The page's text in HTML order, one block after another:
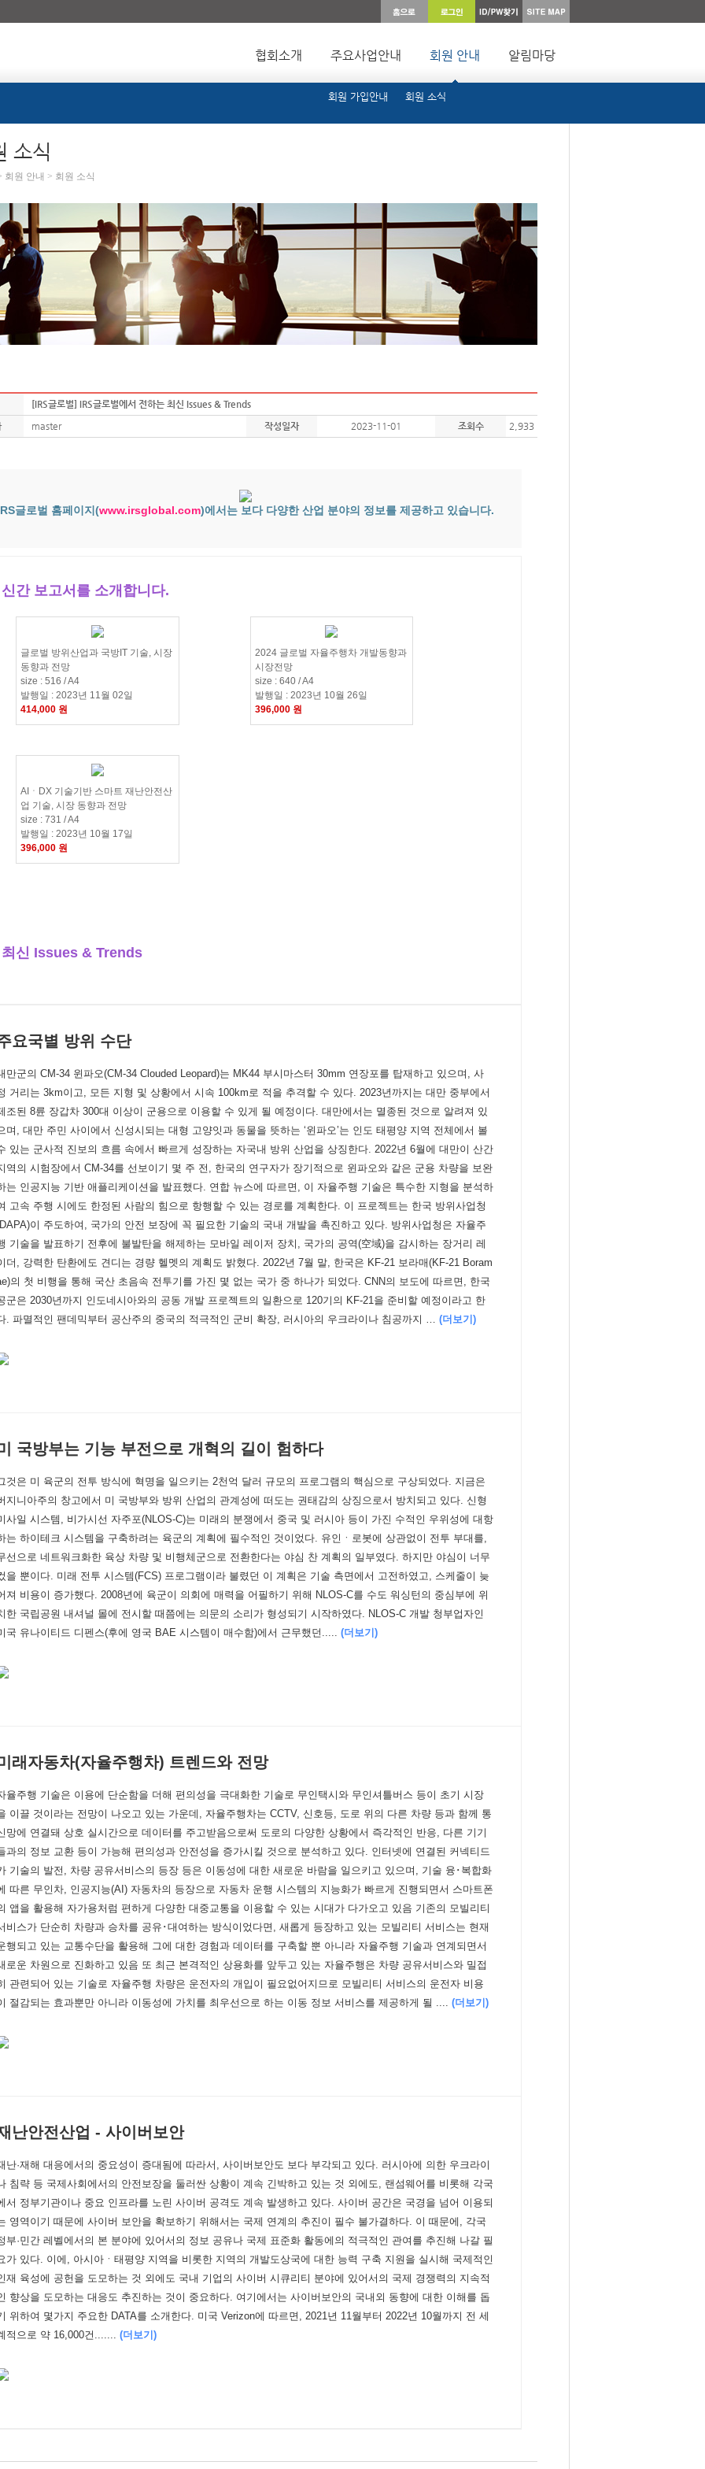
협회소개 주요사업안내 회원 안내
회원 가입안내 회원 소식
알림마당
소식
회원 안내 > 회원 소식
[IRS글로벌] IRS글로벌에서 전하는 최신 Issues & Trends
master 작성일자 2023-11-01 조회수 2,933
글로벌 홈페이지(www.irsglobal.com)에서는 보다 다양한 산업 분야의 정보를 제공하고 있습니다.
간 보고서를 소개합니다.
글로벌 방위산업과 국방IT 기술, 시장
동향과 전망
size : 516 / A4
발행일 : 2023년 11월 02일
414,000 원
2024 글로벌 자율주행차 개발동향과
시장전망
size : 640 / A4
발행일 : 2023년 10월 26일
396,000 원
AIㆍDX 기술기반 스마트 재난안전산
업 기술, 시장 동향과 전망
size : 731 / A4
발행일 : 2023년 10월 17일
396,000 원
신 Issues & Trends
요국별 방위 수단
만군의 CM-34 윈파오(CM-34 Clouded Leopard)는 MK44 부시마스터 30mm 연장포를 탑재하고 있으며, 사
거리는 3km이고, 모든 지형 및 상황에서 시속 100km로 적을 추격할 수 있다. 2023년까지는 대만 중부에서
조된 8륜 장갑차 300대 이상이 군용으로 이용할 수 있게 될 예정이다. 대만에서는 멸종된 것으로 알려져 있
며, 대만 주민 사이에서 신성시되는 대형 고양잇과 동물을 뜻하는 ‘윈파오’는 인도 태평양 지역 전체에서 볼
있는 군사적 진보의 흐름 속에서 빠르게 성장하는 자국내 방위 산업을 상징한다. 2022년 6월에 대만이 산간
역의 시험장에서 CM-34를 선보이기 몇 주 전, 한국의 연구자가 장기적으로 윈파오와 같은 군용 차량을 보완
는 인공지능 기반 애플리케이션을 발표했다. 연합 뉴스에 따르면, 이 자율주행 기술은 특수한 지형을 분석하
고속 주행 시에도 한정된 사람의 힘으로 항행할 수 있는 경로를 계획한다. 이 프로젝트는 한국 방위사업청
이 주도하여, 국가의 안전 보장에 꼭 필요한 기술의 국내 개발을 촉진하고 있다. 방위사업청은 자율주
기술을 발표하기 전후에 불발탄을 해제하는 모바일 레이저 장치, 국가의 공역(空域)을 감시하는 장거리 레
더, 강력한 탄환에도 견디는 경량 헬멧의 계획도 밝혔다. 2022년 7월 말, 한국은 KF-21 보라매(KF-21 Boram
의 첫 비행을 통해 국산 초음속 전투기를 가진 몇 없는 국가 중 하나가 되었다. CNN의 보도에 따르면, 한국
군은 2030년까지 인도네시아와의 공동 개발 프로젝트의 일환으로 120기의 KF-21을 준비할 예정이라고 한
. 파멸적인 팬데믹부터 공산주의 중국의 적극적인 군비 확장, 러시아의 우크라이나 침공까지 …(더보기)
국방부는 기능 부전으로 개혁의 길이 험하다
것은 미 육군의 전투 방식에 혁명을 일으키는 2천억 달러 규모의 프로그램의 핵심으로 구상되었다. 지금은
지니아주의 창고에서 미 국방부와 방위 산업의 관계성에 떠도는 권태감의 상징으로서 방치되고 있다. 신형
사일 시스템, 비가시선 자주포(NLOS-C)는 미래의 분쟁에서 중국 및 러시아 등이 가진 수적인 우위성에 대항
는 하이테크 시스템을 구축하려는 육군의 계획에 필수적인 것이었다. 유인ㆍ로봇에 상관없이 전투 부대를,
선으로 네트워크화한 육상 차량 및 비행체군으로 전환한다는 야심 찬 계획의 일부였다. 하지만 야심이 너무
을 뿐이다. 미래 전투 시스템(FCS) 프로그램이라 불렸던 이 계획은 기술 측면에서 고전하였고, 스케줄이 늦
져 비용이 증가했다. 2008년에 육군이 의회에 매력을 어필하기 위해 NLOS-C를 수도 워싱턴의 중심부에 위
한 국립공원 내셔널 몰에 전시할 때쯤에는 의문의 소리가 형성되기 시작하였다. NLOS-C 개발 청부업자인
국 유나이티드 디펜스(후에 영국 BAE 시스템이 매수함)에서 근무했던.....(더보기)
래자동차(자율주행차) 트렌드와 전망
율주행 기술은 이용에 단순함을 더해 편의성을 극대화한 기술로 무인택시와 무인셔틀버스 등이 초기 시장
이끌 것이라는 전망이 나오고 있는 가운데, 자율주행차는 CCTV, 신호등, 도로 위의 다른 차량 등과 함께 통
망에 연결돼 상호 실시간으로 데이터를 주고받음으로써 도로의 다양한 상황에서 즉각적인 반응, 다른 기기
과의 정보 교환 등이 가능해 편의성과 안전성을 증가시킬 것으로 분석하고 있다. 인터넷에 연결된 커넥티드
기술의 발전, 차량 공유서비스의 등장 등은 이동성에 대한 새로운 바람을 일으키고 있으며, 기술 융･복합화
따른 무인차, 인공지능(AI) 자동차의 등장으로 자동차 운행 시스템의 지능화가 빠르게 진행되면서 스마트폰
앱을 활용해 자가용처럼 편하게 다양한 대중교통을 이용할 수 있는 시대가 다가오고 있음 기존의 모빌리티
비스가 단순히 차량과 승차를 공유･대여하는 방식이었다면, 새롭게 등장하고 있는 모빌리티 서비스는 현재
행되고 있는 교통수단을 활용해 그에 대한 경험과 데이터를 구축할 뿐 아니라 자율주행 기술과 연계되면서
로운 차원으로 진화하고 있음 또 최근 본격적인 상용화를 앞두고 있는 자율주행은 차량 공유서비스와 밀접
관련되어 있는 기술로 자율주행 차량은 운전자의 개입이 필요없어지므로 모빌리티 서비스의 운전자 비용
절감되는 효과뿐만 아니라 이동성에 가치를 최우선으로 하는 이동 정보 서비스를 제공하게 될 ....(더보기)
난안전산업 - 사이버보안
난·재해 대응에서의 중요성이 증대됨에 따라서, 사이버보안도 보다 부각되고 있다. 러시아에 의한 우크라이
침략 등 국제사회에서의 안전보장을 둘러싼 상황이 계속 긴박하고 있는 것 외에도, 랜섬웨어를 비롯해 각국
서 정부기관이나 중요 인프라를 노린 사이버 공격도 계속 발생하고 있다. 사이버 공간은 국경을 넘어 이용되
영역이기 때문에 사이버 보안을 확보하기 위해서는 국제 연계의 추진이 필수 불가결하다. 이 때문에, 각국
부·민간 레벨에서의 본 분야에 있어서의 정보 공유나 국제 표준화 활동에의 적극적인 관여를 추진해 나갈 필
가 있다. 이에, 아시아ㆍ태평양 지역을 비롯한 지역의 개발도상국에 대한 능력 구축 지원을 실시해 국제적인
재 육성에 공헌을 도모하는 것 외에도 국내 기업의 사이버 시큐리티 분야에 있어서의 국제 경쟁력의 지속적
향상을 도모하는 대응도 추진하는 것이 중요하다. 여기에서는 사이버보안의 국내외 동향에 대한 이해를 돕
위하여 몇가지 주요한 DATA를 소개한다. 미국 Verizon에 따르면, 2021년 11월부터 2022년 10월까지 전 세
적으로 약 16,000건.......(더보기)